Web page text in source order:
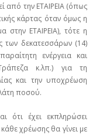
από την ΕΤΑΙΡΕΙΑ (όπως
κάρτας όταν όμως η
στην ΕΤΑΙΡΕΙΑ), τότε η
των δεκατεσσάρων (14)
ενέργεια και
κ.λπ.) για τη
και την υποχρέωση
ποσού.
ότι έχει εκπληρώσει
χρέωσης θα γίνει με